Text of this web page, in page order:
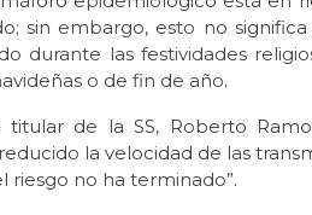
sin embargo, esto no
durante las festividades
o de fin de año.
titular de la SS, Roberto
la velocidad de las
riesgo no ha terminado”.